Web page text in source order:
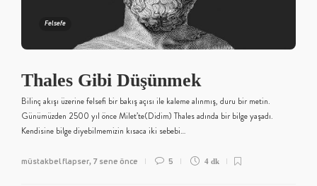
Felsefe
Thales Gibi Düşünmek
Bilinç akışı üzerine felsefi bir bakış açısı ile kaleme alınmış, duru bir metin.
Günümüzden 2500 yıl önce Milet’te(Didim) Thales adında bir bilge yaşadı.
Kendisine bilge diyebilmemizin kısaca iki sebebi…
müstakbel flapser, 7 sene önce 5 4 dk